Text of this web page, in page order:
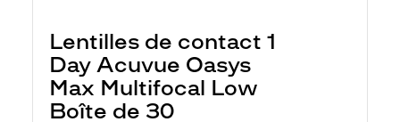
Lentilles de contact 1
Day Acuvue Oasys
Max Multifocal Low
Boîte de 30